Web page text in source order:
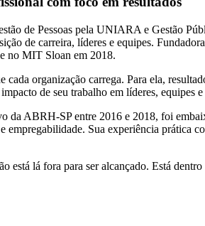
de Pessoas pela UNIARA e Gestão
de carreira, líderes e equipes.
no MIT Sloan em 2018.
organização carrega. Para ela,
de seu trabalho em líderes, equipes
da ABRH-SP entre 2016 e 2018, foi
Sua experiência prática
lá fora para ser alcançado. Está